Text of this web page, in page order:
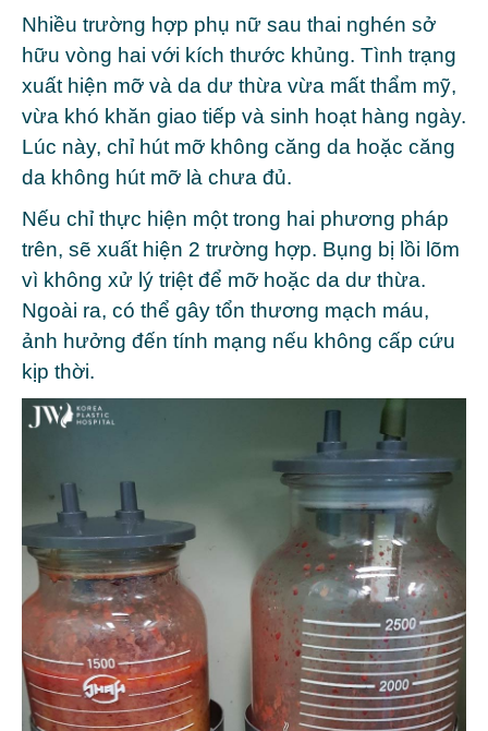
Nhiều trường hợp phụ nữ sau thai nghén sở
hữu vòng hai với kích thước khủng. Tình trạng
xuất hiện mỡ và da dư thừa vừa mất thẩm mỹ,
vừa khó khăn giao tiếp và sinh hoạt hàng ngày.
Lúc này, chỉ hút mỡ không căng da hoặc căng
da không hút mỡ là chưa đủ.
Nếu chỉ thực hiện một trong hai phương pháp
trên, sẽ xuất hiện 2 trường hợp. Bụng bị lồi lõm
vì không xử lý triệt để mỡ hoặc da dư thừa.
Ngoài ra, có thể gây tổn thương mạch máu,
ảnh hưởng đến tính mạng nếu không cấp cứu
kịp thời.